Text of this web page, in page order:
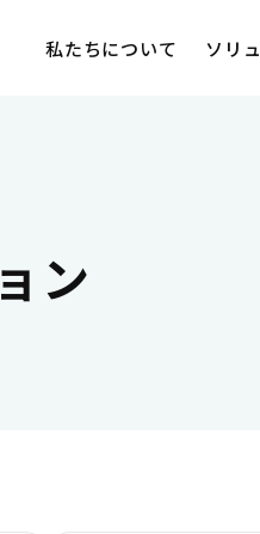
私たちについて ソリ
ョ ン